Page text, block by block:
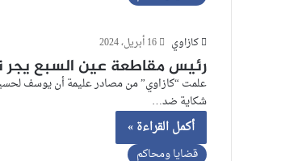
كازاوي 16 أبريل، 2024
رئيس مقاطعة عين السبع يجر
علمت “كازاوي” من مصادر عليمة أن يوسف
شكاية ضد…
أكمل القراءة »
قضايا ومحاكم